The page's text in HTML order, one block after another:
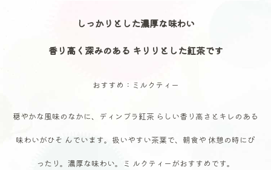
しっかりとした濃厚な味わい
香り高く深みのある キリリとした紅茶です
おすすめ：ミルクティー
穏やかな風味のなかに、ディンブラ紅茶 らしい香り高さとキレのある
味わいがひそ んでいます。扱いやすい茶葉で、朝食や 休憩の時にぴ
ったり。濃厚な味わい。ミ ルクティーがおすすめです。